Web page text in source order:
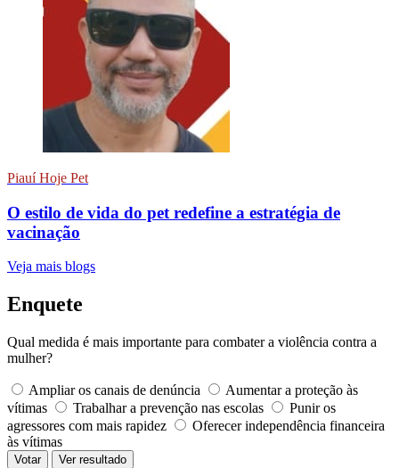
Piauí Hoje Pet
O estilo de vida do pet redefine a estratégia de
vacinação
Veja mais blogs
Enquete
Qual medida é mais importante para combater a violência contra a
mulher?
Ampliar os canais de denúncia
Aumentar a proteção às
vítimas
Trabalhar a prevenção nas escolas
Punir os
agressores com mais rapidez
Oferecer independência financeira
às vítimas
Votar Ver resultado